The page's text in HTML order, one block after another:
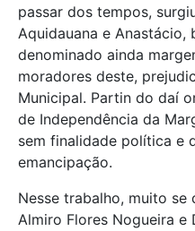
passar dos tempos,
Aquidauana e Anastácio,
denominado ainda
moradores deste,
Municipal. Partin do daí
de Independência da
sem finalidade política e
emancipação.
Nesse trabalho, muito se
Almiro Flores Nogueira e